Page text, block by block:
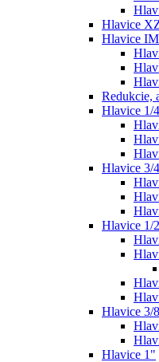
Hlavice
Hlavice
Redukcie,
Hlavice 1/
Hlavice 3/
Hlavice 1/
Hlavice 3/
Hlavice 1"